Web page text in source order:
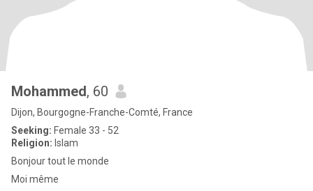
Mohammed, 60
Dijon, Bourgogne-Franche-Comté, France
Seeking: Female 33 - 52
Religion: Islam
Bonjour tout le monde
Moi même